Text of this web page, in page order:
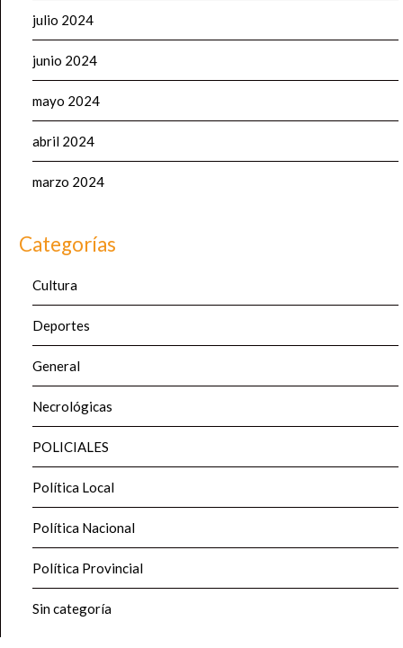
julio 2024
junio 2024
mayo 2024
abril 2024
marzo 2024
Categorías
Cultura
Deportes
General
Necrológicas
POLICIALES
Política Local
Política Nacional
Política Provincial
Sin categoría